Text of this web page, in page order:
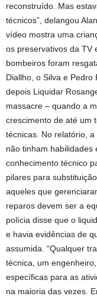
reconstruído. Mas
técnicos”, delangou
vídeo mostra uma
os preservativos da TV
bombeiros foram
Diallho, o Silva e
depois Liquidar
massacre – quando a
crescimento de até um
técnicas. No relatório,
não tinham habilidades
conhecimento técnico
pilares para
aqueles que
reparos devem ser a
polícia disse que o
e havia evidências de
assumida. “Qualquer
técnica, um
específicas para as
na maioria das vezes.